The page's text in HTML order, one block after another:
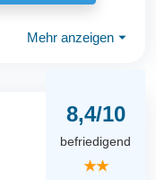
Mehr anzeigen ⏷
8,4/10
befriedigend
★★